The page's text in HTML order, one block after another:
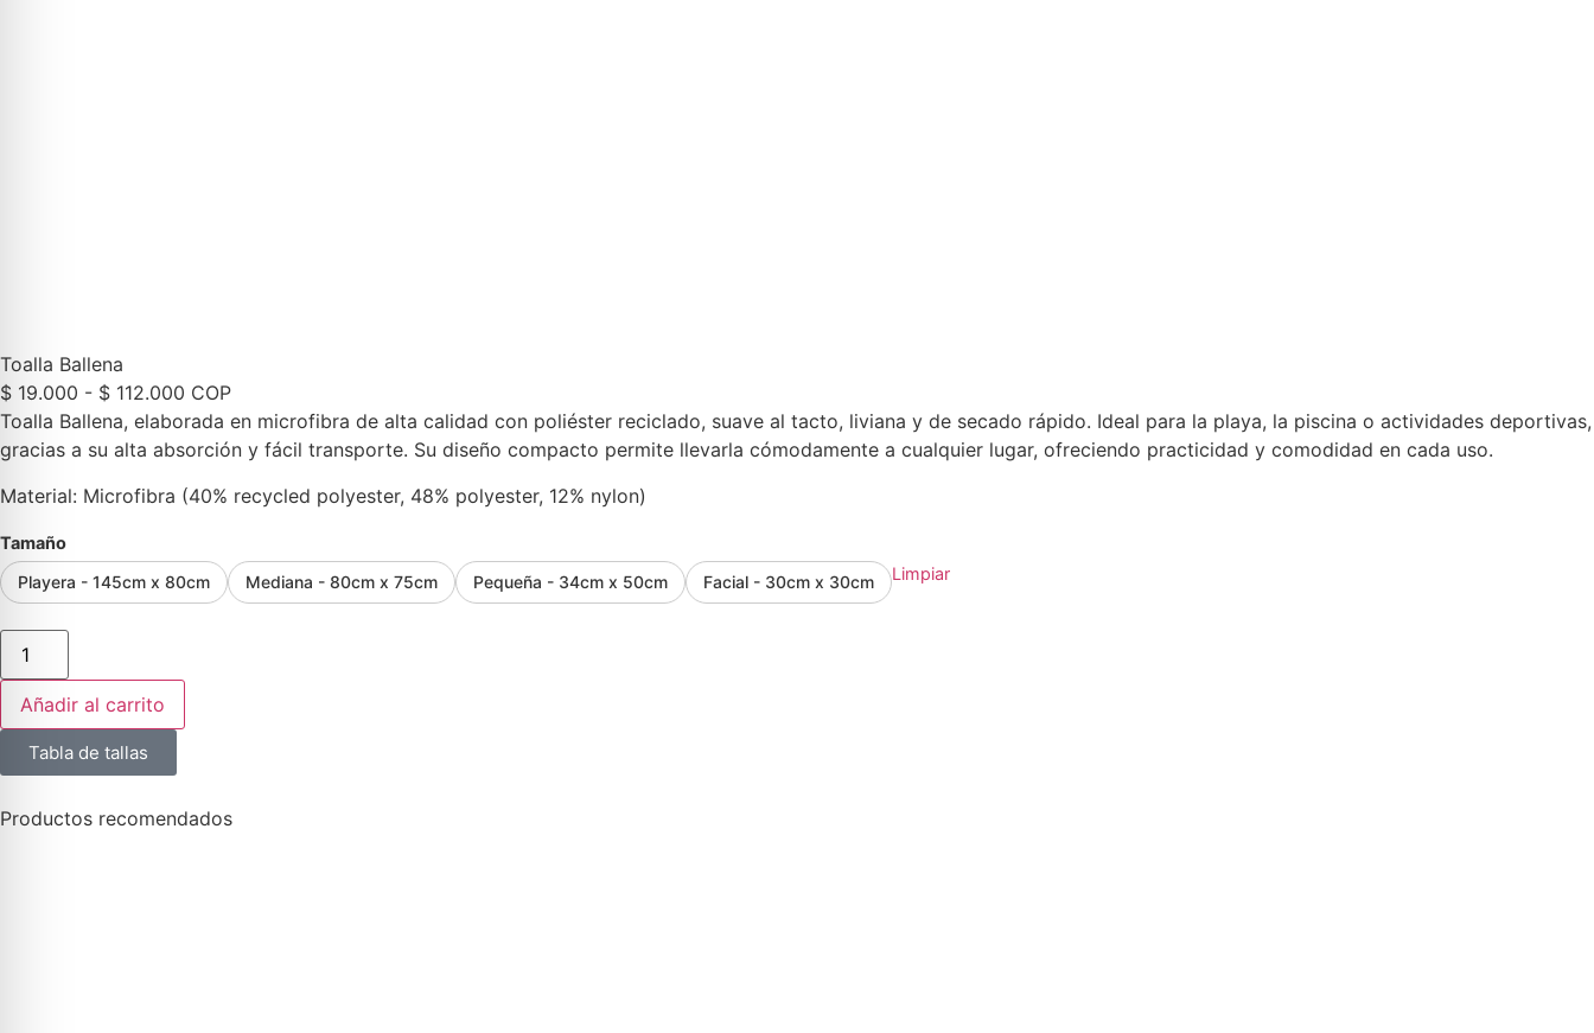
Toalla Ballena
$ 19.000 - $ 112.000 COP
Toalla Ballena, elaborada en microfibra de alta calidad con poliéster reciclado, suave al tacto, liviana y de secado rápido. Ideal para la playa, la piscina o actividades deportivas,
gracias a su alta absorción y fácil transporte. Su diseño compacto permite llevarla cómodamente a cualquier lugar, ofreciendo practicidad y comodidad en cada uso.
Material: Microfibra (40% recycled polyester, 48% polyester, 12% nylon)
Tamaño
Playera - 145cm x 80cm
Mediana - 80cm x 75cm Pequeña - 34cm x 50cm Facial - 30cm x 30cm Limpiar
Añadir al carrito
Tabla de tallas
Productos recomendados